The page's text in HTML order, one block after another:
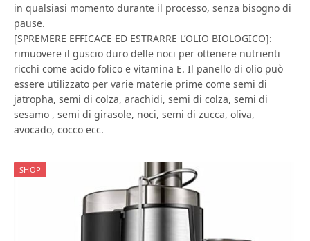
in qualsiasi momento durante il processo, senza bisogno di
pause.
[SPREMERE EFFICACE ED ESTRARRE L’OLIO BIOLOGICO]:
rimuovere il guscio duro delle noci per ottenere nutrienti
ricchi come acido folico e vitamina E. Il panello di olio può
essere utilizzato per varie materie prime come semi di
jatropha, semi di colza, arachidi, semi di colza, semi di
sesamo , semi di girasole, noci, semi di zucca, oliva,
avocado, cocco ecc.
SHOP